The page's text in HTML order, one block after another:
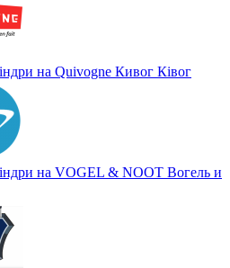
на Quivogne Кивог Ківог
на VOGEL & NOOT Вогель и